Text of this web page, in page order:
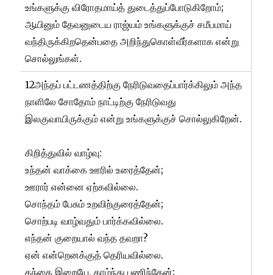
உங்களுக்கு விரோதமாய்த் துடைத்துப்போடுகிறோம்;
ஆயினும் தேவனுடைய ராஜ்யம் உங்களுக்குச் சமீபமாய்
வந்திருக்கிறதென்பதை அறிந்துகொள்வீர்களாக என்று
சொல்லுங்கள்.
12அந்தப் பட்டணத்திற்கு நேரிடுவதைப்பார்க்கிலும் அந்த
நாளிலே சோதோம் நாட்டிற்கு நேரிடுவது
இலகுவாயிருக்கும் என்று உங்களுக்குச் சொல்லுகிறேன்.
கிறித்துவில் வாழ்வு:
உந்தன் வாக்கை ஊரில் உரைத்தேன்;
ஊரார் என்னை ஏற்கவில்லை.
சொந்தம் பேசும் உறவிற்குரைத்தேன்;
சொற்படி வாழ்வதும் பார்க்கவில்லை.
எந்தன் குறையால் வந்த தவறா?
ஏன் என்றெனக்குத் தெரியவில்லை.
தந்தை இறையே, தாழ்ந்து பணிந்தேன்;